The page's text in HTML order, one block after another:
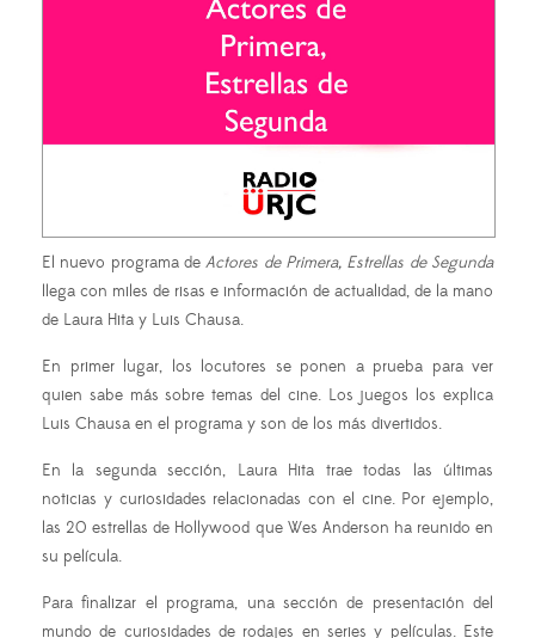
El nuevo programa deActores de Primera, Estrellas de Segunda
llega con miles de risas e información de actualidad, de la mano
de Laura Hita y Luis Chausa.
En primer lugar, los locutores se ponen a prueba para ver
quien sabe más sobre temas del cine. Los juegos los explica
Luis Chausa en el programa y son de los más divertidos.
En la segunda sección, Laura Hita trae todas las últimas
noticias y curiosidades relacionadas con el cine. Por ejemplo,
las 20 estrellas de Hollywood que Wes Anderson ha reunido en
su película.
Para finalizar el programa, una sección de presentación del
mundo de curiosidades de rodajes en series y películas. Este